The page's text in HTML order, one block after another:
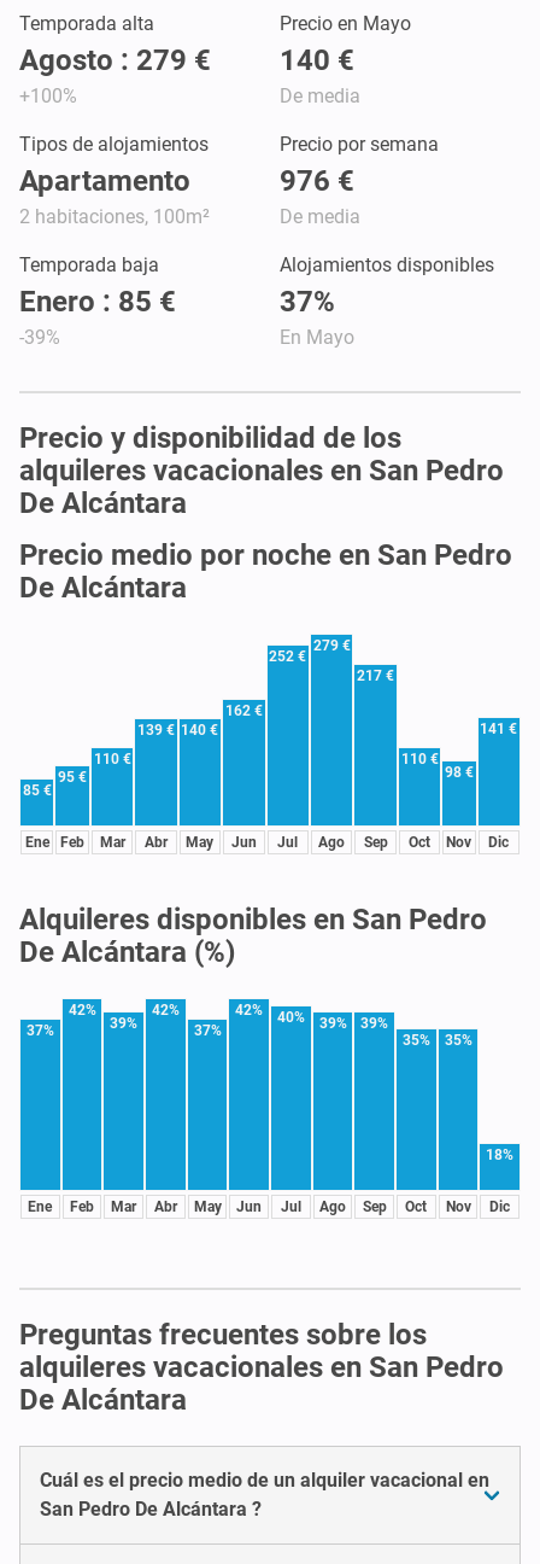
Temporada alta
Agosto : 279 €
+100%
Precio en Mayo
140 €
De media
Tipos de alojamientos
Apartamento
2 habitaciones, 100m²
Precio por semana
976 €
De media
Temporada baja
Enero : 85 €
-39%
Alojamientos disponibles
37%
En Mayo
Precio y disponibilidad de los
alquileres vacacionales en San Pedro
De Alcántara
Precio medio por noche en San Pedro
De Alcántara
85 €
Ene
95 €
Feb
110 €
Mar
139 €
Abr
140 €
May
162 €
Jun
252 €
Jul
279 €
Ago
217 €
Sep
110 €
Oct
98 €
Nov
141 €
Dic
Alquileres disponibles en San Pedro
De Alcántara (%)
37%
Ene
42%
Feb
39%
Mar
42%
Abr
37%
May
42%
Jun
40%
Jul
39%
Ago
39%
Sep
35%
Oct
35%
Nov
18%
Dic
Preguntas frecuentes sobre los
alquileres vacacionales en San Pedro
De Alcántara
Cuál es el precio medio de un alquiler vacacional en
San Pedro De Alcántara ?